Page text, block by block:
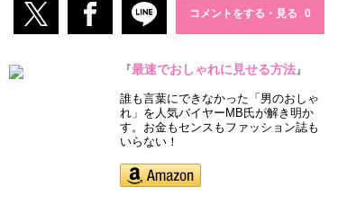
コメントをする・見る
『最速でおしゃれに見せる方法』
誰も言葉にできなかった「男のおしゃ
れ」を人気バイヤーMB氏が解き明か
す。お金もセンスもファッション誌も
いらない！